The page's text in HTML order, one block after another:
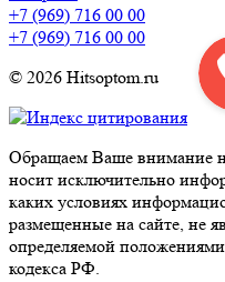
+7 (969) 716 00 00
+7 (969) 716 00 00
© 2026 Hitsoptom.ru
Обращаем Ваше внимание
носит исключительно
каких условиях
размещенные на сайте, не
определяемой
кодекса РФ.